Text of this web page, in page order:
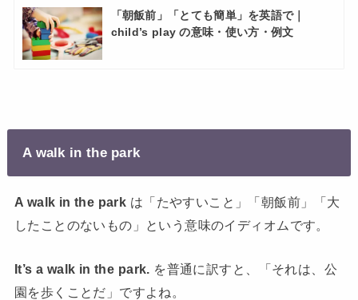
「朝飯前」「とても簡単」を英語で｜
child’s play の意味・使い方・例文
A walk in the park
A walk in the park は「たやすいこと」「朝飯前」「大
したことのないもの」という意味のイディオムです。
It’s a walk in the park. を普通に訳すと、「それは、公
園を歩くことだ」ですよね。